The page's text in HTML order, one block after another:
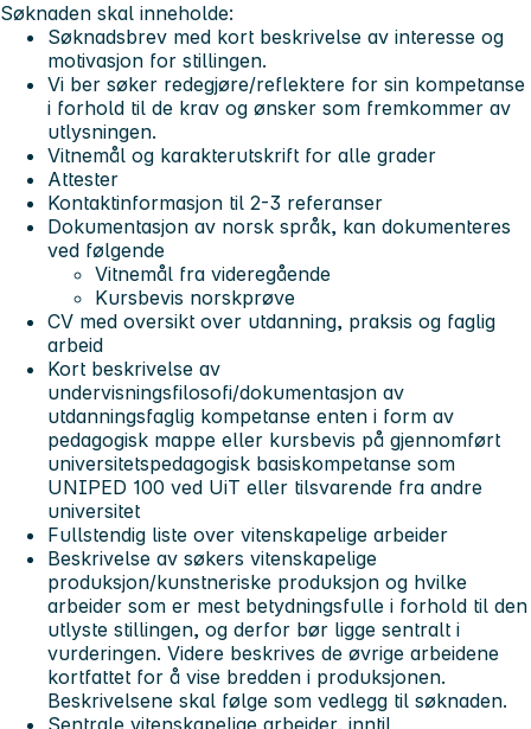
Søknaden skal inneholde:
Søknadsbrev med kort beskrivelse av interesse og
motivasjon for stillingen.
Vi ber søker redegjøre/reflektere for sin kompetanse
i forhold til de krav og ønsker som fremkommer av
utlysningen.
Vitnemål og karakterutskrift for alle grader
Attester
Kontaktinformasjon til 2-3 referanser
Dokumentasjon av norsk språk, kan dokumenteres
ved følgende
Vitnemål fra videregående
Kursbevis norskprøve
CV med oversikt over utdanning, praksis og faglig
arbeid
Kort beskrivelse av
undervisningsfilosofi/dokumentasjon av
utdanningsfaglig kompetanse enten i form av
pedagogisk mappe eller kursbevis på gjennomført
universitetspedagogisk basiskompetanse som
UNIPED 100 ved UiT eller tilsvarende fra andre
universitet
Fullstendig liste over vitenskapelige arbeider
Beskrivelse av søkers vitenskapelige
produksjon/kunstneriske produksjon og hvilke
arbeider som er mest betydningsfulle i forhold til den
utlyste stillingen, og derfor bør ligge sentralt i
vurderingen. Videre beskrives de øvrige arbeidene
kortfattet for å vise bredden i produksjonen.
Beskrivelsene skal følge som vedlegg til søknaden.